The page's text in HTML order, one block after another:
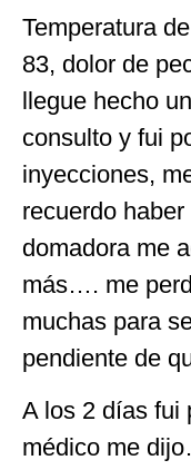
Temperatura
83, dolor de
llegue hecho
consulto y fui
inyecciones,
recuerdo
domadora me
más…. me
muchas para
pendiente de
A los 2 días fui
médico me